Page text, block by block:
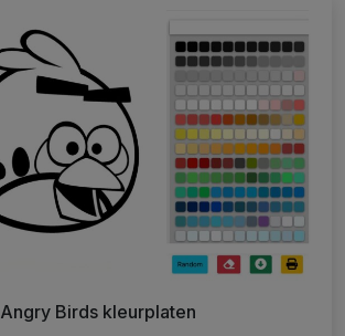
Angry Birds kleurplaten